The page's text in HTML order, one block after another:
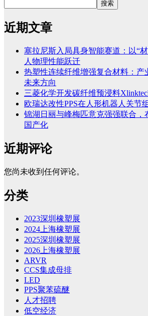
搜索
近期文章
塞拉尼斯入局具身智能赛道：以“
人物理性能跃迁
热塑性连续纤维增强复合材料：产
未来方向
三菱化学开发碳纤维预浸料
欧瑞达改性PPS在人形机器人关节
锦湖日丽与峰梅匹意克强强联合，
国产化
近期评论
您尚未收到任何评论。
分类
2023深圳橡塑展
2024上海橡塑展
2025深圳橡塑展
2026上海橡塑展
ARVR
CCS集成母排
LED
PPS聚苯硫醚
人才招聘
低空经济